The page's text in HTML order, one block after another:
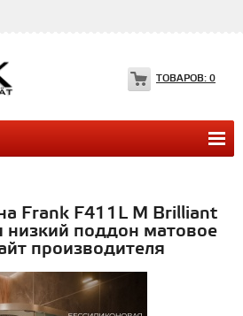
ТОВАРОВ: 0
ВАННЫ
Frank F411L М Brilliant
низкий поддон матовое
производителя